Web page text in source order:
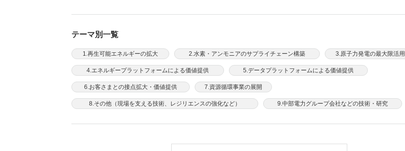
テーマ別一覧
1.再生可能エネルギーの拡大 2.水素・アンモニアのサプライチェーン構築 3.原子力発電の最大限活用
4.エネルギープラットフォームによる価値提供 5.データプラットフォームによる価値提供
6.お客さまとの接点拡大・価値提供 7.資源循環事業の展開
8.その他（現場を支える技術、レジリエンスの強化など） 9.中部電力グループ会社などの技術・研究